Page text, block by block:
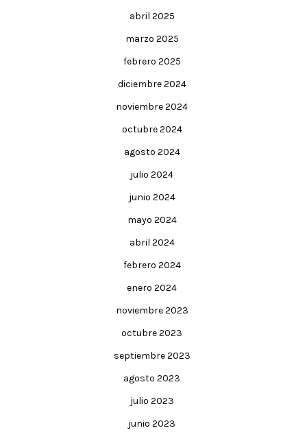
abril 2025
marzo 2025
febrero 2025
diciembre 2024
noviembre 2024
octubre 2024
agosto 2024
julio 2024
junio 2024
mayo 2024
abril 2024
febrero 2024
enero 2024
noviembre 2023
octubre 2023
septiembre 2023
agosto 2023
julio 2023
junio 2023